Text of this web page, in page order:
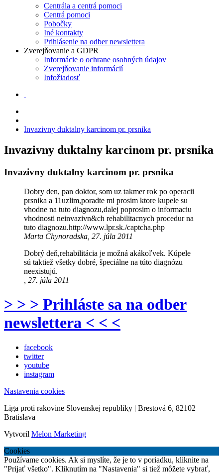
Centrála a centrá pomoci
Centrá pomoci
Pobočky
Iné kontakty
Prihlásenie na odber newslettera
Zverejňovanie a GDPR
Informácie o ochrane osobných údajov
Zverejňovanie informácií
Infožiadosť
Invazivny duktalny karcinom pr. prsnika
Invazivny duktalny karcinom pr. prsnika
Invazivny duktalny karcinom pr. prsnika
Dobry den, pan doktor, som uz takmer rok po operacii
prsnika a 11uzlim,poradte mi prosim ktore kupele su
vhodne na tuto diagnozu,dalej poprosim o informaciu
vhodnosti neinvazivn&ch rehabilitacnych procedur na
tuto diagnozu.http://www.lpr.sk./captcha.php
Marta Chynoradska, 27. júla 2011
Dobrý deň,rehabilitácia je možná akákoľvek. Kúpele
sú taktiež všetky dobré, špeciálne na túto diagnózu
neexistujú.
, 27. júla 2011
> > > Prihláste sa na odber
newslettera < < <
facebook
twitter
youtube
instagram
Nastavenia cookies
Liga proti rakovine Slovenskej republiky | Brestová 6, 82102
Bratislava
Vytvoril Melon Marketing
Cookies
Používame cookies. Ak si myslíte, že je to v poriadku, kliknite na
"Prijať všetko". Kliknutím na "Nastavenia" si tiež môžete vybrať,